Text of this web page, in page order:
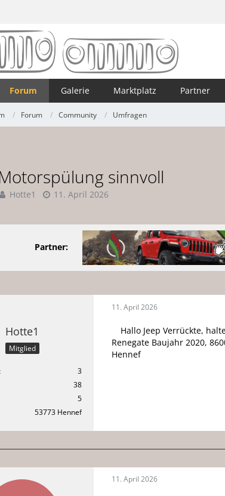
Forum Galerie Marktplatz Partner
Forum Community Umfragen
sinnvoll
Hotte1 11. April 2026
Partner:
Hotte1
Mitglied
3
38
5
53773 Hennef
11. April 2026
Hallo Jeep Verrückte,
Renegate Baujahr 2020,
Hennef
11. April 2026